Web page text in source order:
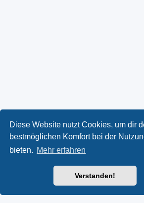
Diese Website nutzt Cookies, um dir
bestmöglichen Komfort bei der
bieten. Mehr erfahren
Verstanden!